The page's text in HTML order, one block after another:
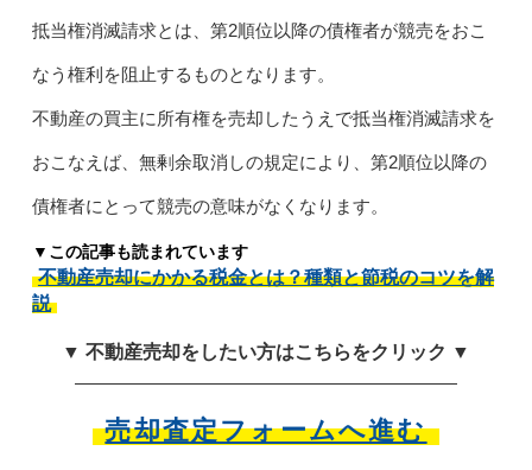
抵当権消滅請求とは、第2順位以降の債権者が競売をおこ
なう権利を阻止するものとなります。
不動産の買主に所有権を売却したうえで抵当権消滅請求を
おこなえば、無剰余取消しの規定により、第2順位以降の
債権者にとって競売の意味がなくなります。
▼この記事も読まれています
不動産売却にかかる税金とは？種類と節税のコツを解
説
▼ 不動産売却をしたい方はこちらをクリック ▼
売却査定フォームへ進む